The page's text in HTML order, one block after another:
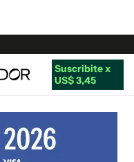
Suscribite x
US$ 3,45